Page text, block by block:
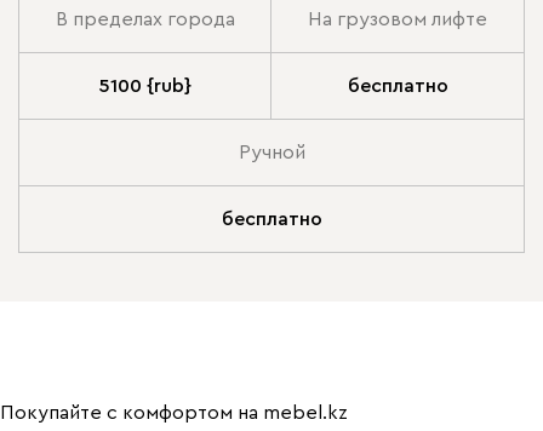
В пределах города На грузовом лифте
5100 {rub} бесплатно
Ручной
бесплатно
Покупайте с комфортом на mebel.kz